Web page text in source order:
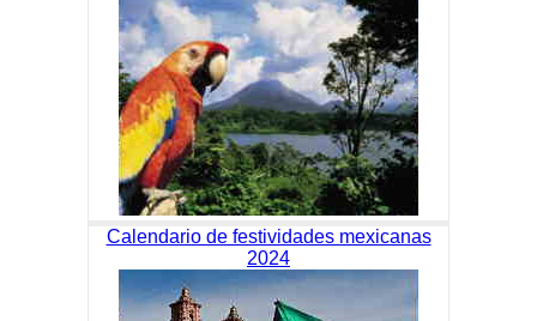
Calendario de festividades mexicanas
2024